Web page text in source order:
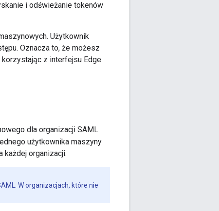
i odświeżanie tokenów
Użytkownik
Oznacza to, że możesz
z interfejsu Edge
dla organizacji SAML.
użytkownika maszyny
organizacji.
W organizacjach, które nie